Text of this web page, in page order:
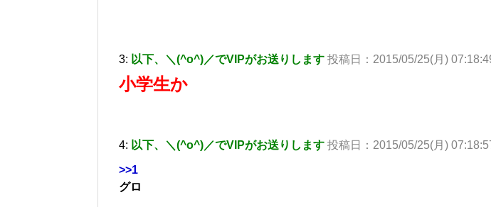
3: 以下、＼(^o^)／でVIPがお送りします 投稿日：2015/05/25(月)
小学生か
4: 以下、＼(^o^)／でVIPがお送りします 投稿日：2015/05/25(月)
>>1
グロ